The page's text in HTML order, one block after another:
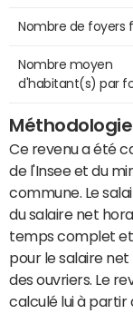
Nombre de foyers
Nombre moyen
d'habitant(s) par
Méthodologie
Ce revenu a été
de l'Insee et du
commune. Le
du salaire net
temps complet
pour le salaire
des ouvriers. Le
calculé lui à partir